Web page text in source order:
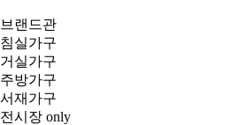
브랜드관
침실가구
거실가구
주방가구
서재가구
전시장 only